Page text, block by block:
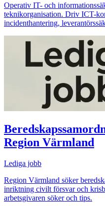
Operativ IT- och
teknikorganisation. Driv ICT-
incidenthantering,
Region Värmland
Lediga jobb
Region Värmland söker
inriktning civilt försvar och
arbetsgivaren söker och tips.